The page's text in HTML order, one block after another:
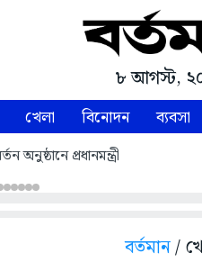
৮ আগস্ট,
খেলা বিনোদন ব্যবসা
অনুষ্ঠানে প্রধানমন্ত্রী
বর্তমান/